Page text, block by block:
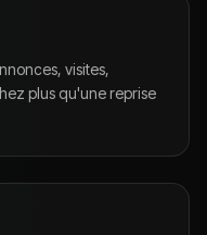
visites,
plus qu'une reprise